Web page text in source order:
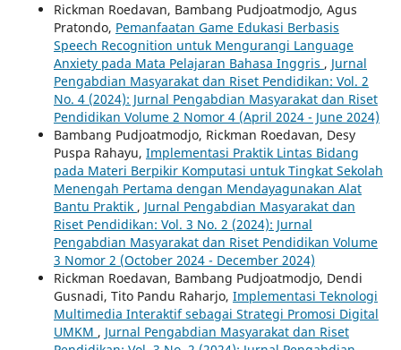
Rickman Roedavan, Bambang Pudjoatmodjo, Agus
Pratondo, Pemanfaatan Game Edukasi Berbasis
Speech Recognition untuk Mengurangi Language
Anxiety pada Mata Pelajaran Bahasa Inggris , Jurnal
Pengabdian Masyarakat dan Riset Pendidikan: Vol. 2
No. 4 (2024): Jurnal Pengabdian Masyarakat dan Riset
Pendidikan Volume 2 Nomor 4 (April 2024 - June 2024)
Bambang Pudjoatmodjo, Rickman Roedavan, Desy
Puspa Rahayu, Implementasi Praktik Lintas Bidang
pada Materi Berpikir Komputasi untuk Tingkat Sekolah
Menengah Pertama dengan Mendayagunakan Alat
Bantu Praktik , Jurnal Pengabdian Masyarakat dan
Riset Pendidikan: Vol. 3 No. 2 (2024): Jurnal
Pengabdian Masyarakat dan Riset Pendidikan Volume
3 Nomor 2 (October 2024 - December 2024)
Rickman Roedavan, Bambang Pudjoatmodjo, Dendi
Gusnadi, Tito Pandu Raharjo, Implementasi Teknologi
Multimedia Interaktif sebagai Strategi Promosi Digital
UMKM , Jurnal Pengabdian Masyarakat dan Riset